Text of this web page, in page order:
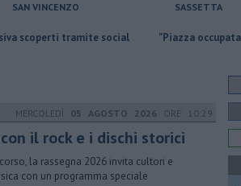
SAN VINCENZO SASSETTA
social "Piazza occupata inutilmente
MERCOLEDÌ 05 AGOSTO 2026 ORE 10:29
il rock e i dischi storici
la rassegna 2026 invita cultori e
con un programma speciale